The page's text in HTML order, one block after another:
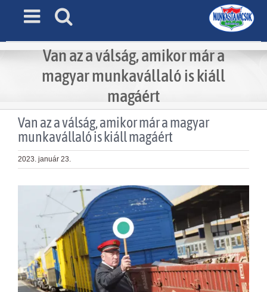
Van az a válság, amikor már a
magyar munkavállaló is kiáll
magáért
Van az a válság, amikor már a magyar
munkavállaló is kiáll magáért
2023. január 23.
Image